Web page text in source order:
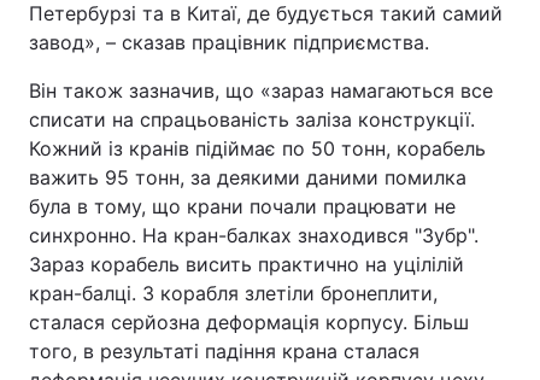
Петербурзі та в Китаї, де будується такий самий
завод», – сказав працівник підприємства.
Він також зазначив, що «зараз намагаються все
списати на спрацьованість заліза конструкції.
Кожний із кранів підіймає по 50 тонн, корабель
важить 95 тонн, за деякими даними помилка
була в тому, що крани почали працювати не
синхронно. На кран-балках знаходився "Зубр".
Зараз корабель висить практично на уцілілій
кран-балці. З корабля злетіли бронеплити,
сталася серйозна деформація корпусу. Більш
того, в результаті падіння крана сталася